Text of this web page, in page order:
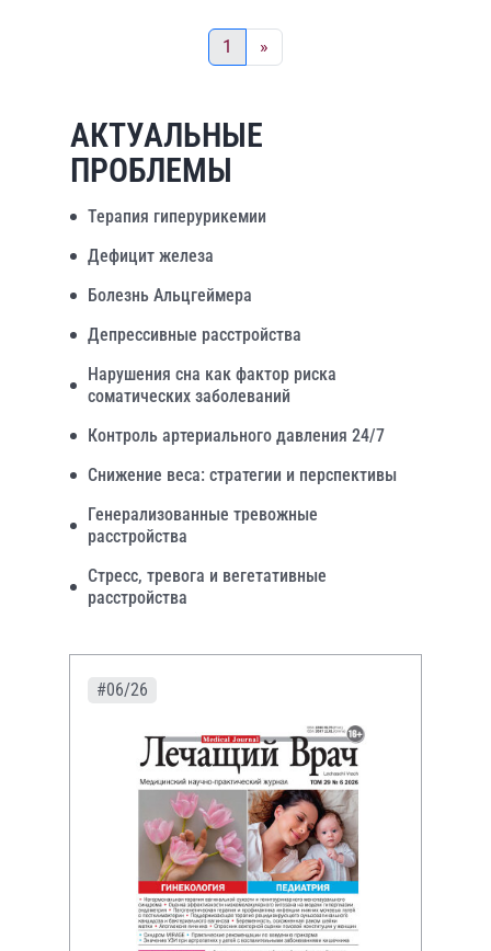
1 »
АКТУАЛЬНЫЕ
ПРОБЛЕМЫ
Терапия гиперурикемии
Дефицит железа
Болезнь Альцгеймера
Депрессивные расстройства
Нарушения сна как фактор риска
соматических заболеваний
Контроль артериального давления 24/7
Снижение веса: стратегии и перспективы
Генерализованные тревожные
расстройства
Стресс, тревога и вегетативные
расстройства
#06/26